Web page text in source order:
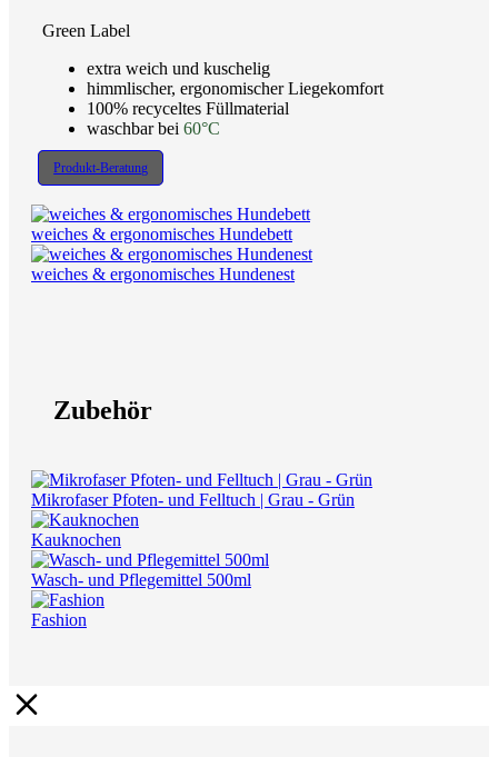
Green Label
extra weich und kuschelig
himmlischer, ergonomischer Liegekomfort
100% recyceltes Füllmaterial
waschbar bei 60°C
Produkt-Beratung
weiches & ergonomisches Hundebett
weiches & ergonomisches Hundenest
Zubehör
Mikrofaser Pfoten- und Felltuch | Grau - Grün
Kauknochen
Wasch- und Pflegemittel 500ml
Fashion